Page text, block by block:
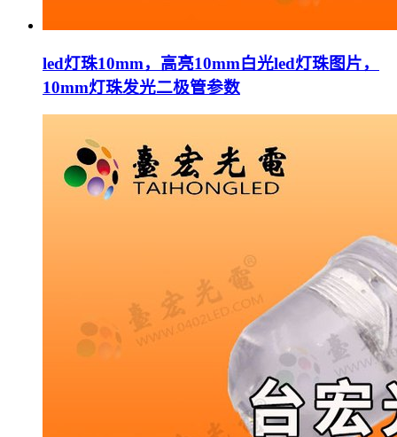
led灯珠10mm，高亮10mm白光led灯珠图片，
10mm灯珠发光二极管参数